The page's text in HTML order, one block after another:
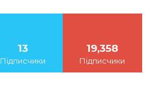
13
Підписчики
19,358
Підписчики